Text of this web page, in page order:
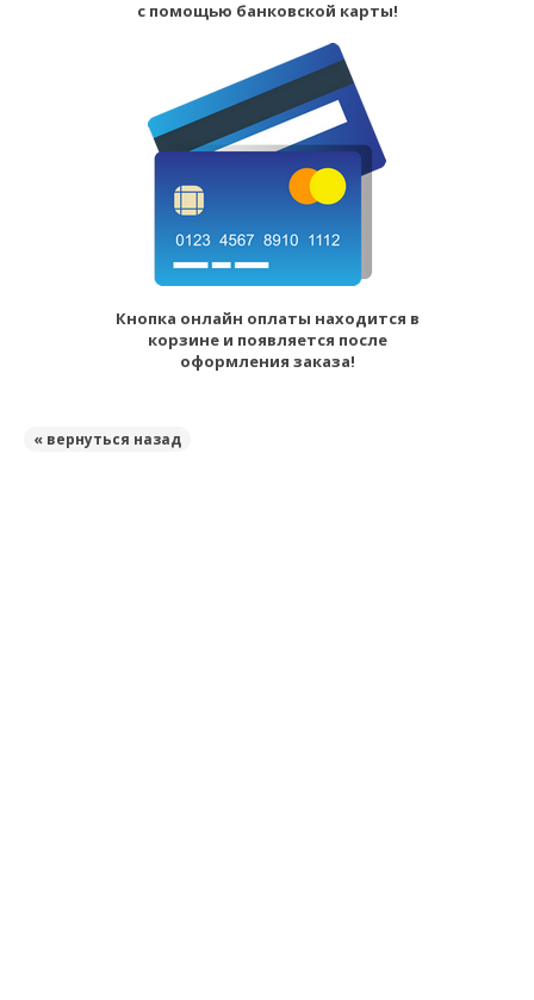
с помощью банковской карты!
Кнопка онлайн оплаты находится в
корзине и появляется после
оформления заказа!
« вернуться назад